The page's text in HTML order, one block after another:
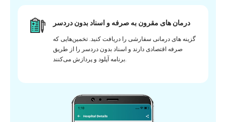
درمان های مقرون به صرفه و اسناد بدون دردسر
گزینه های درمانی سفارشی را دریافت کنید. تخمین‌هایی که
صرفه اقتصادی دارند و اسناد بدون دردسر را از طریق
برنامه آپلود و پردازش می‌کنند.